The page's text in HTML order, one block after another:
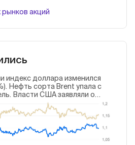
акций
индекс доллара изменился
Нефть сорта Brent упала с
Власти США заявляли о
— последний отрицал
отыгрывали позитив. Важной
событий не было.
или догоняли динамику